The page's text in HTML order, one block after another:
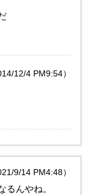
12/4 PM9:54）
9/14 PM4:48）
るんやね。